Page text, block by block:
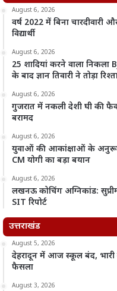
August 6, 2026
वर्ष 2022 में बिना
विद्यार्थी
August 6, 2026
25 शादियां करने वाला
के बाद ज्ञान तिवारी ने तोड़ा
August 6, 2026
गुजरात में नकली देशी घी की
बरामद
August 6, 2026
युवाओं की आकांक्षाओं के अनुरूप
CM योगी का बड़ा बयान
August 6, 2026
लखनऊ कोचिंग अग्निकांड:
SIT रिपोर्ट
उत्तराखंड
August 5, 2026
देहरादून में आज स्कूल बंद, भारी
फैसला
August 3, 2026